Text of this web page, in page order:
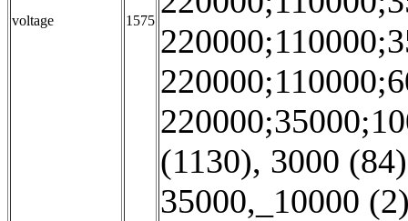
voltage 1575
(1130), 3000 (84)
35000,_10000